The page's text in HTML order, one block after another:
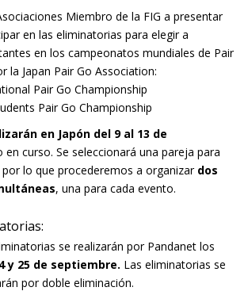
Miembro de la FIG a presentar
en las eliminatorias para elegir a
en los campeonatos mundiales de Pair
la Japan Pair Go Association:
Pair Go Championship
Pair Go Championship
en Japón del 9 al 13 de
en curso. Se seleccionará una pareja para
lo que procederemos a organizar dos
, una para cada evento.
se realizarán por Pandanet los
y 25 de septiembre. Las eliminatorias se
por doble eliminación.